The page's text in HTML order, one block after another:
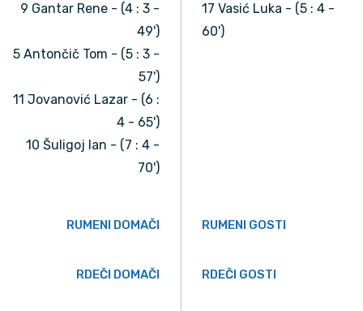
9 Gantar Rene - (4 : 3 -
49')
5 Antončič Tom - (5 : 3 -
57')
11 Jovanović Lazar - (6 :
4 - 65')
10 Šuligoj Ian - (7 : 4 -
70')
17 Vasić Luka - (5 : 4 -
60')
RUMENI DOMAČI RUMENI GOSTI
RDEČI DOMAČI RDEČI GOSTI